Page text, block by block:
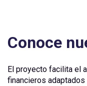
Conoce
El proyecto facilita el
financieros